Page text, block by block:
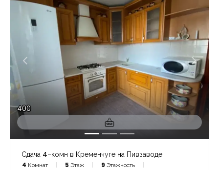
400
Сдача 4-комн в Кременчуге на Пивзаводе
4 Комнат 5 Этаж 9 Этажность